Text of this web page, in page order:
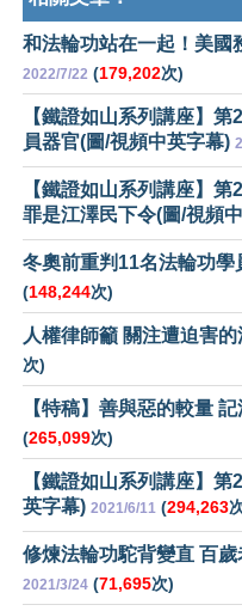
和法輪功站在一起！美國
2022/7/22 (179,202次)
【鐵證如山系列講座】
員器官(圖/視頻中英字幕)
【鐵證如山系列講座】
罪是江澤民下令(圖/視頻
冬奧前重判11名法輪功學
(148,244次)
人權律師籲 關注遭迫害
次)
【特稿】善與惡的較量
(265,099次)
【鐵證如山系列講座】
英字幕) 2021/6/11 (294,263
修煉法輪功駝背變直 百
2021/3/24 (71,695次)